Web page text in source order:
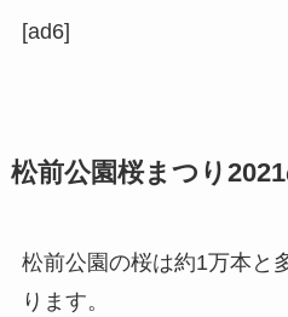
[ad6]
松前公園桜まつり
松前公園の桜は約1万本と
ります。